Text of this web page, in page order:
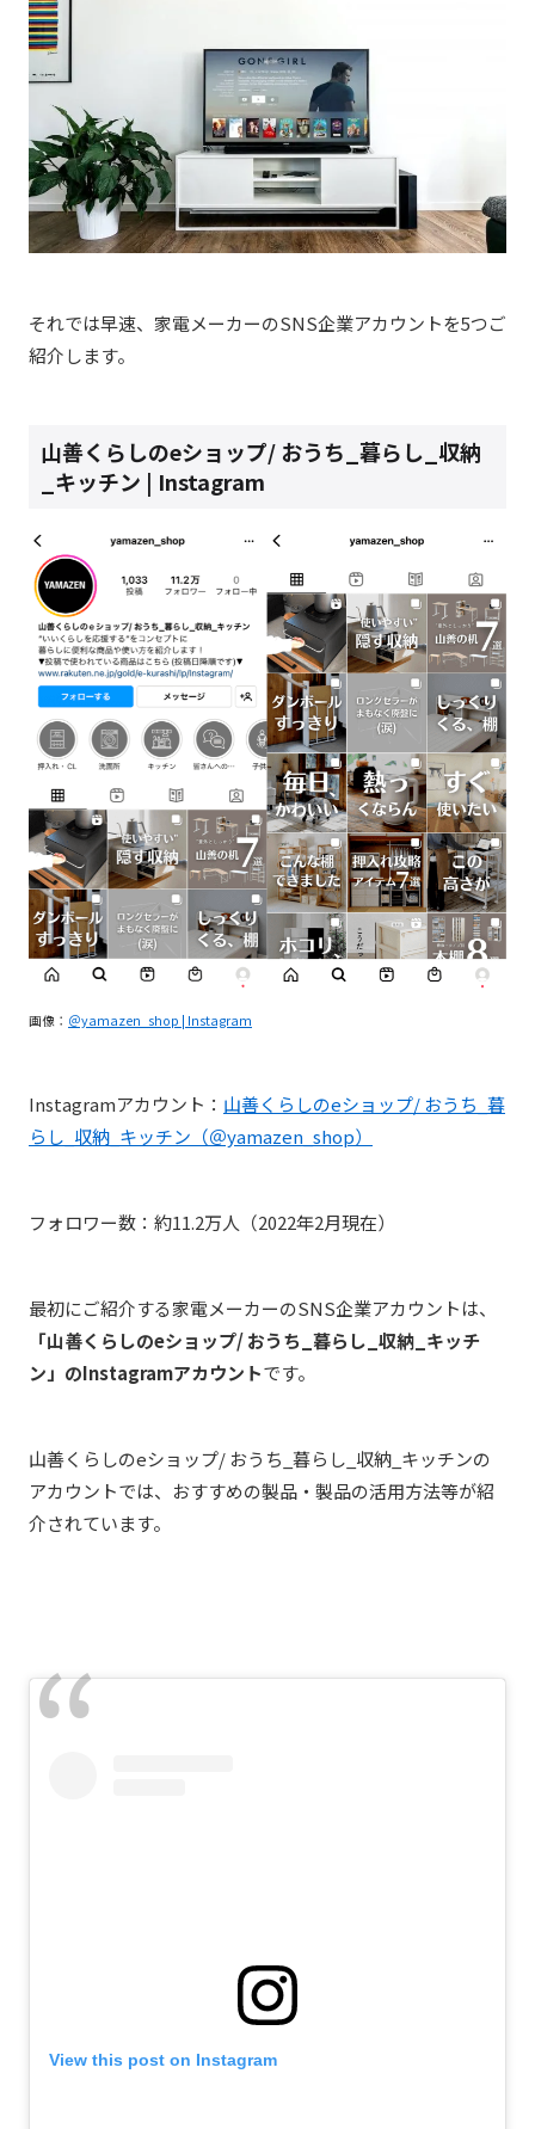
それでは早速、家電メーカーのSNS企業アカウントを5つご
紹介します。
山善くらしのeショップ/ おうち_暮らし_収納
_キッチン | Instagram
画像： ＠yamazen_shop | Instagram
Instagramアカウント： 山善くらしのeショップ/ おうち_暮
らし_収納_キッチン（＠yamazen_shop）
フォロワー数：約11.2万人（2022年2月現在）
最初にご紹介する家電メーカーのSNS企業アカウントは、
「山善くらしのeショップ/ おうち_暮らし_収納_キッチ
ン」のInstagramアカウントです。
山善くらしのeショップ/ おうち_暮らし_収納_キッチンの
アカウントでは、おすすめの製品・製品の活用方法等が紹
介されています。
View this post on Instagram